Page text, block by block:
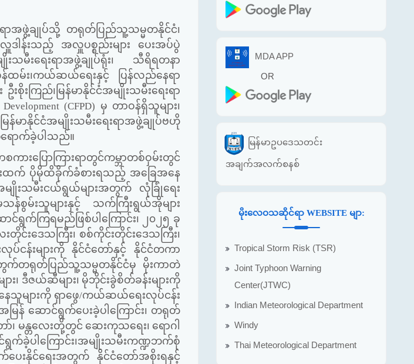
းရာအဖွဲ့ချုပ်သို့ တရုတ်ပြည်သူ့သမ္မတနိုင်ငံ၊
ါန်းသည့် အလှူပစ္စည်းများ ပေးအပ်ပွဲ
ျိုးသမီးရေးရာအဖွဲ့ချုပ်ရုံး၊ သီရိရတနာ
ဝန်ထမ်း၊ကယ်ဆယ်ရေးနှင့် ပြန်လည်နေရာ
းစိုးကြည်၊မြန်မာနိုင်ငံအမျိုးသမီးရေးရာ
(CFPD) မှ တာဝန်ရှိသူများ၊
ာနိုင်ငံအမျိုးသမီးရေးရာအဖွဲ့ချုပ်ဗဟို
ောက်ခဲ့ပါသည်။
ားပြောကြားရာတွင်ကမ္ဘာတစ်ဝှမ်းတွင်
ားထက် ပိုမိုထိခိုက်ခံစားရသည့် အခြေအနေ
မျိုးသမီးငယ်ရွယ်များအတွက် လုံခြုံရေး
သန်စွမ်းသူများနှင့် သက်ကြီးရွယ်အိုများ
ကြရမည်ဖြစ်ပါကြောင်း၊ ၂၀၂၅ ခု
တိုင်းဒေသကြီး၊ စစ်ကိုင်းတိုင်းဒေသကြီး၊
ငန်းများကို နိုင်ငံတော်နှင့် နိုင်ငံတကာ
အတွက်တရုတ်ပြည်သူ့သမ္မတနိုင်ငံမှ မိုးကာတဲ
း၊ ဒီဇယ်ဆီများ၊ မိုဘိုင်းခွဲစိတ်ခန်းများကို
ေသူများကို ရှာဖွေ/ကယ်ဆယ်ရေးလုပ်ငန်း
မြန် ဆောင်ရွက်ပေးခဲ့ပါကြောင်း၊ တရုတ်
မန္တလေးတို့တွင် ဆေးကုသရေး၊ ရောဂါ
က်ခဲ့ပါကြောင်း၊အမျိုးသမီးကဏ္ဍဘက်စုံ
ပေးနိုင်ရေးအတွက် နိုင်ငံတော်အစိုးရနှင့်
MDA APP
OR
မြန်မာဥပဒေသတင်း
အချက်အလက်စနစ်
မိုးလေဝသဆိုင်ရာ WEBSITE မျာ:
Tropical Storm Risk (TSR)
Joint Typhoon Warning
Center(JTWC)
Indian Meteorological Department
Windy
Thai Meteorological Department